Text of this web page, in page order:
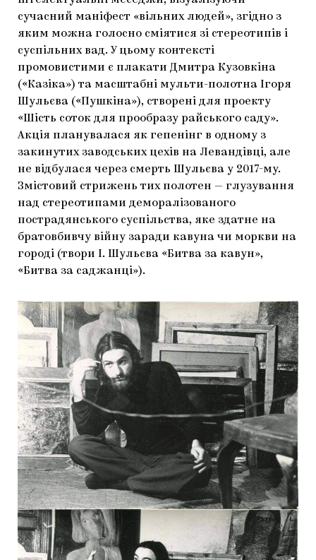
сучасний маніфест «вільних людей», згідно з
яким можна голосно сміятися зі стереотипів і
суспільних вад. У цьому контексті
промовистими є плакати Дмитра Кузовкіна
(«Казіка») та масштабні мульти-полотна Ігоря
Шульєва («Пушкіна»), створені для проекту
«Шість соток для прообразу райського саду».
Акція планувалася як гепенінг в одному з
закинутих заводських цехів на Левандівці, але
не відбулася через смерть Шульєва у 2017-му.
Змістовий стрижень тих полотен — глузування
над стереотипами деморалізованого
пострадянського суспільства, яке здатне на
братовбивчу війну заради кавуна чи моркви на
городі (твори І. Шульєва «Битва за кавун»,
«Битва за саджанці»).